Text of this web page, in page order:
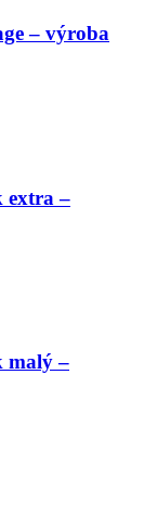
– výroba
extra –
malý –